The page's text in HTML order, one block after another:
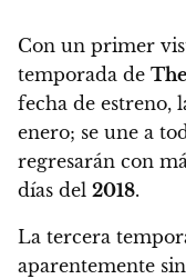
Con un primer
temporada de
fecha de estreno,
enero; se une a
regresarán con
días del 2018.
La tercera
aparentemente